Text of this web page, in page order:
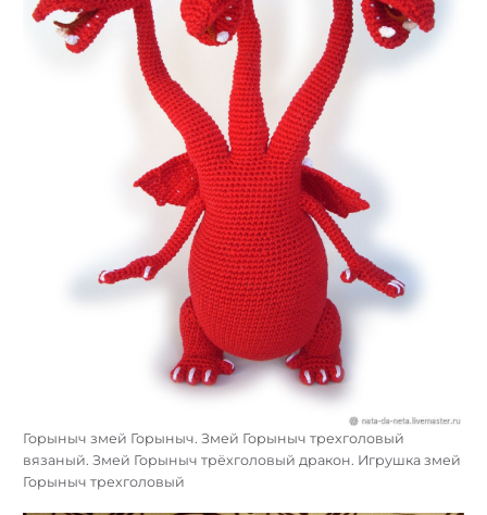
Горыныч змей Горыныч. Змей Горыныч трехголовый
вязаный. Змей Горыныч трёхголовый дракон. Игрушка змей
Горыныч трехголовый